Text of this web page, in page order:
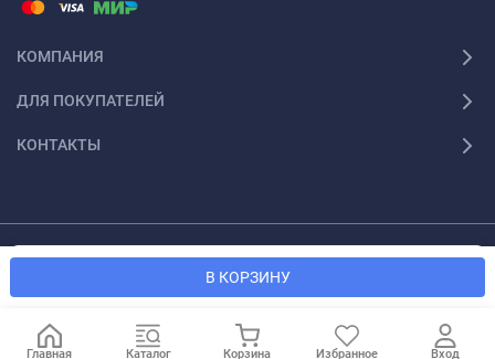
В КОРЗИНУ
КОМПАНИЯ
ДЛЯ ПОКУПАТЕЛЕЙ
КОНТАКТЫ
Главная Каталог Корзина Избранное Вход